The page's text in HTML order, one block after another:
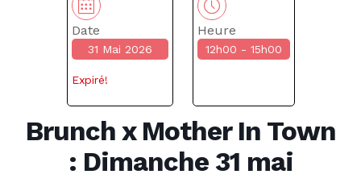
Date
31 Mai 2026
Expiré!
Heure
12h00 - 15h00
Brunch x Mother In Town
: Dimanche 31 mai